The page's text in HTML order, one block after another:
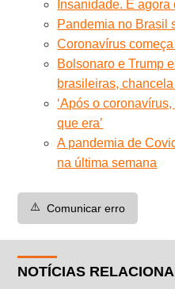
Insanidade. É
Pandemia no Brasil
Coronavírus
Bolsonaro e Trump
brasileiras,
‘Após o
que era’
A pandemia de
na última semana
⚠️ Comunicar erro
NOTÍCIAS